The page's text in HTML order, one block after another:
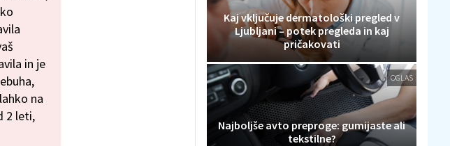
in je
na
2 leti,
Kaj vključuje dermatološki pregled v
Ljubljani – potek pregleda in kaj
pričakovati
OGLAS
Najboljše avto preproge: gumijaste ali
tekstilne?